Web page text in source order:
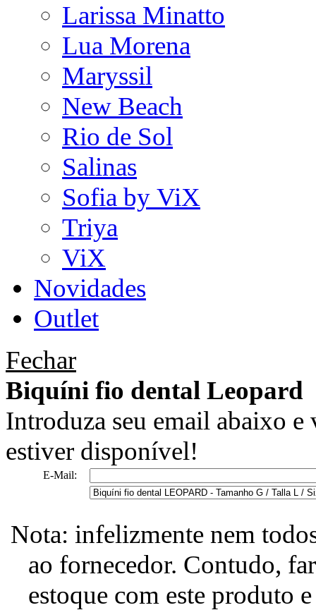
Larissa Minatto
Lua Morena
Maryssil
New Beach
Rio de Sol
Salinas
Sofia by ViX
Triya
ViX
Novidades
Outlet
Fechar
Biquíni fio dental Leopard
Introduza seu email abaixo
estiver disponível!
E-Mail:
Nota: infelizmente nem
ao fornecedor. Contudo,
estoque com este produto